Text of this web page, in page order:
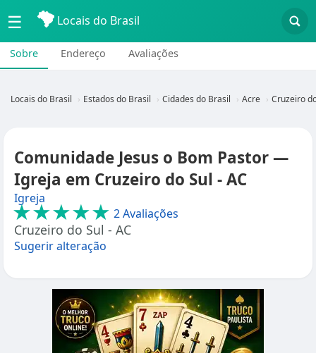
☰ Locais do Brasil
Sobre Endereço Avaliações
Locais do Brasil Estados do Brasil Cidades do Brasil Acre Cruzeiro
Comunidade Jesus o Bom Pastor —
Igreja em Cruzeiro do Sul - AC
Igreja
★★★★★ 2 Avaliações
Cruzeiro do Sul - AC
Sugerir alteração